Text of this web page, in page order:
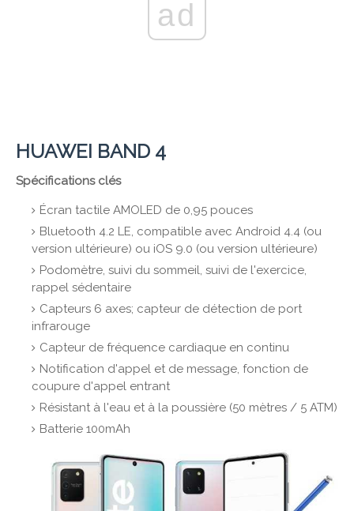
ad
HUAWEI BAND 4
Spécifications clés
Écran tactile AMOLED de 0,95 pouces
Bluetooth 4.2 LE, compatible avec Android 4.4 (ou
version ultérieure) ou iOS 9.0 (ou version ultérieure)
Podomètre, suivi du sommeil, suivi de l'exercice,
rappel sédentaire
Capteurs 6 axes; capteur de détection de port
infrarouge
Capteur de fréquence cardiaque en continu
Notification d'appel et de message, fonction de
coupure d'appel entrant
Résistant à l'eau et à la poussière (50 mètres / 5 ATM)
Batterie 100mAh